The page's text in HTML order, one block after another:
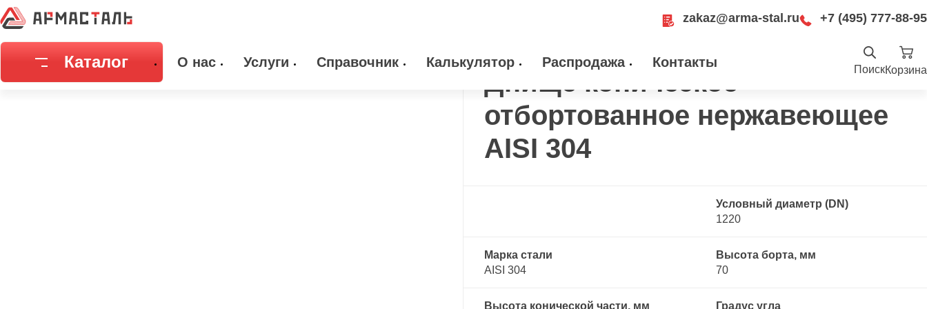
zakaz@arma-stal.ru +7 (495) 777-88-95
Каталог
Камлоки
О нас Услуги Справочник Калькулятор Распродажа Контакты
zakaz@arma-stal.ru
info@arma-stal.ru
Москва, Рязанский проспект, д. 8А, стр
ПоискКорзина
Главная Каталог Емкостное оборудование Днище коническое отбортованное нержавеющее AISI 304
Днище коническое
отбортованное нержавеющее
AISI 304
Условный диаметр (DN)
1220
Марка стали
AISI 304
Высота борта, мм
70
Высота конической части, мм Градус угла